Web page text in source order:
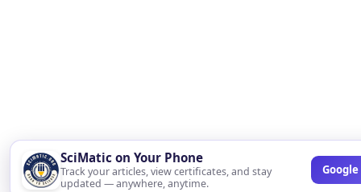
SciMatic on Your Phone
Track your articles, view certificates, and stay
updated — anywhere, anytime.
Google